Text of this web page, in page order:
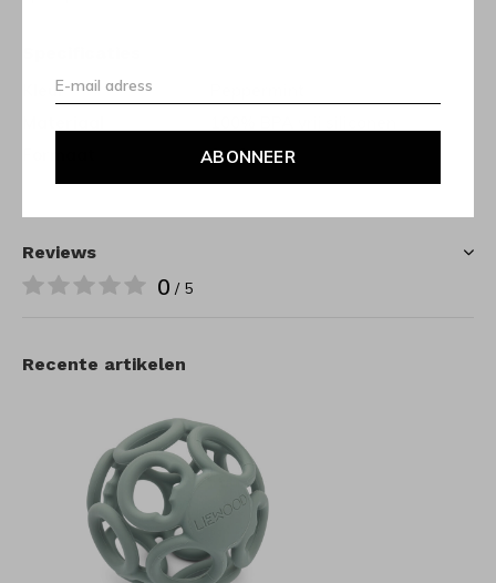
ABONNEER
Kleur
9 x 9cm
Reviews
0 / 5
Recente artikelen